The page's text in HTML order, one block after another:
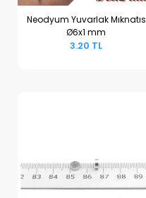
Sepete Ekle
Neodyum Yuvarlak Mıknatıs
Ø6x1 mm
3.20 TL